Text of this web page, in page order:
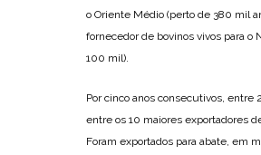
o Oriente Médio (perto de 380 mil
fornecedor de bovinos vivos para o
100 mil).
Por cinco anos consecutivos, entre
entre os 10 maiores exportadores
Foram exportados para abate, em